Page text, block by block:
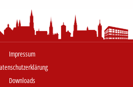
Impressum
Downloads